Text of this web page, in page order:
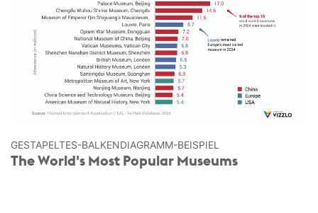
GESTAPELTES-BALKEN­DIAGRAMM-BEISPIEL
The World's Most Popular Museums